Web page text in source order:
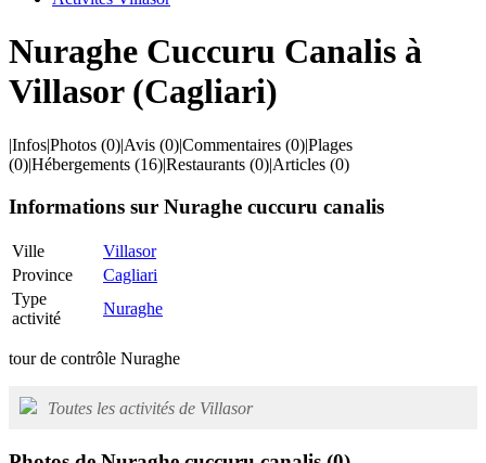
Nuraghe Cuccuru Canalis à
Villasor (Cagliari)
|Infos|Photos (0)|Avis (0)|Commentaires (0)|Plages
(0)|Hébergements (16)|Restaurants (0)|Articles (0)
Informations sur Nuraghe cuccuru canalis
Ville
Villasor
Province
Cagliari
Type
activité
Nuraghe
tour de contrôle Nuraghe
Toutes les activités de Villasor